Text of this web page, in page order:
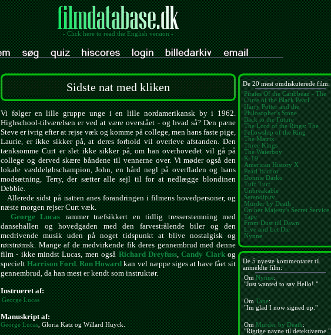
- Click here to read the English version -
Sidste nat med kliken
Vi følger en lille gruppe unge i en lille nordamerikansk by i 1962.
Highschool-tilværelsen er ved at være overstået - og hvad så? Den pæne
Steve er ivrig efter at rejse væk og komme på college, men hans faste pige,
Laurie, er ikke sikker på, at deres forhold vil overleve afstanden. Den
tænksomme Curt er slet ikke sikker på, om han overhovedet vil gå på
college og derved skære båndene til vennerne over. Vi møder også den
lokale væddeløbschampion, John, en hård negl på overfladen og hans
modsætning, Terry, der sætter alle sejl til for at nedlægge blondinen
Debbie.
Allerede sidst på natten anes forandringen i filmens hovedpersoner, og
næste morgen rejser Curt væk.
George Lucasrammer træfsikkert en tidlig tresserstemning med
dansehallen og hovedgaden med den farvestrålende biler og den
medrivende musik uden på noget tidspunkt at blive nostalgisk og
rørstrømsk. Mange af de medvirkende fik deres gennembrud med denne
film - ikke mindst Lucas, men ogsåRichard Dreyfuss,Candy Clarkog
specieltHarrison Ford.Ron Howardkan vel næppe siges at have fået sit
gennembrud, da han mest er kendt som instruktør.
Instrueret af:
George Lucas
Manuskript af:
George Lucas, Gloria Katz og Willard Huyck.
De 20 mest omdiskuterede film:
Pirates Of the Caribbean - The
Curse of the Black Pearl
Harry Potter and the
Philosopher's Stone
Back to the Future
The Lord of the Rings: The
Fellowship of the Ring
The Matrix
Three Kings
The Waterboy
K-19
American History X
Pearl Harbor
Donnie Darko
Tuff Turf
Unbreakable
Serendipity
Murder by Death
On her Majesty's Secret Service
Tape
From Dust till Dawn
Live and Let Die
Nynne
De 5 nyeste kommentarer til
anmeldte film:
OmNynne:
"Just wanted to say Hello!."
OmTape:
"Im glad I now signed up."
OmMurder by Death:
"Rigtige navne til detektiverne."